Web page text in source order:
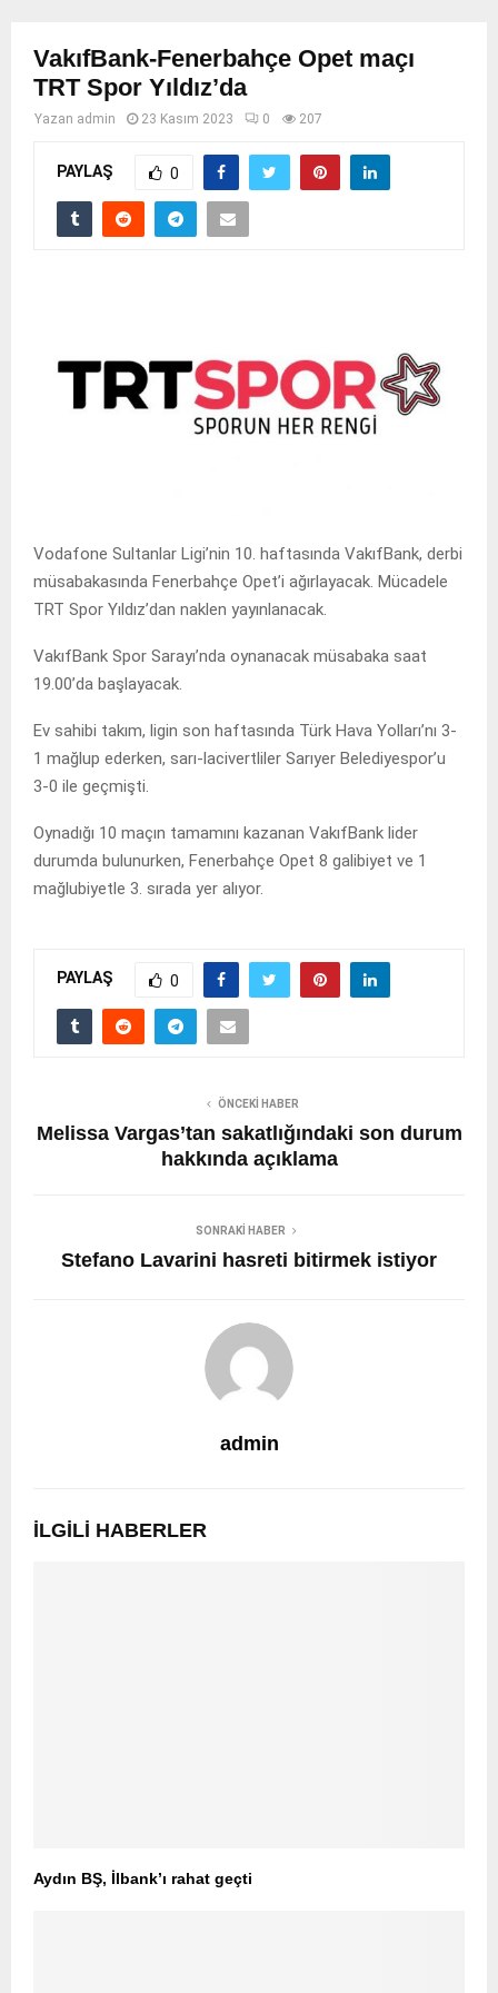
VakıfBank-Fenerbahçe Opet maçı
TRT Spor Yıldız’da
Yazan admin 23 Kasım 2023 0 207
PAYLAŞ 0
Vodafone Sultanlar Ligi’nin 10. haftasında VakıfBank, derbi
müsabakasında Fenerbahçe Opet’i ağırlayacak. Mücadele
TRT Spor Yıldız’dan naklen yayınlanacak.
VakıfBank Spor Sarayı’nda oynanacak müsabaka saat
19.00’da başlayacak.
Ev sahibi takım, ligin son haftasında Türk Hava Yolları’nı 3-
1 mağlup ederken, sarı-lacivertliler Sarıyer Belediyespor’u
3-0 ile geçmişti.
Oynadığı 10 maçın tamamını kazanan VakıfBank lider
durumda bulunurken, Fenerbahçe Opet 8 galibiyet ve 1
mağlubiyetle 3. sırada yer alıyor.
PAYLAŞ 0
ÖNCEKI HABER
Melissa Vargas’tan sakatlığındaki son durum
hakkında açıklama
SONRAKI HABER
Stefano Lavarini hasreti bitirmek istiyor
admin
İLGILI HABERLER
Aydın BŞ, İlbank’ı rahat geçti